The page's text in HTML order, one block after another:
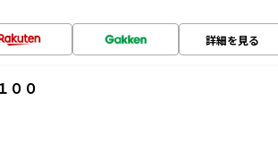
詳細を見る
００